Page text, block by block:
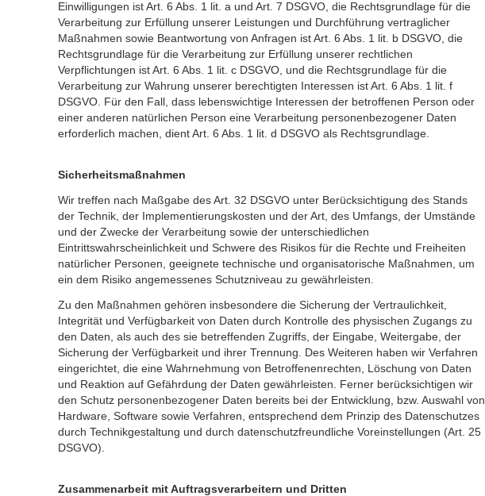
Einwilligungen ist Art. 6 Abs. 1 lit. a und Art. 7 DSGVO, die Rechtsgrundlage für die
Verarbeitung zur Erfüllung unserer Leistungen und Durchführung vertraglicher
Maßnahmen sowie Beantwortung von Anfragen ist Art. 6 Abs. 1 lit. b DSGVO, die
Rechtsgrundlage für die Verarbeitung zur Erfüllung unserer rechtlichen
Verpflichtungen ist Art. 6 Abs. 1 lit. c DSGVO, und die Rechtsgrundlage für die
Verarbeitung zur Wahrung unserer berechtigten Interessen ist Art. 6 Abs. 1 lit. f
DSGVO. Für den Fall, dass lebenswichtige Interessen der betroffenen Person oder
einer anderen natürlichen Person eine Verarbeitung personenbezogener Daten
erforderlich machen, dient Art. 6 Abs. 1 lit. d DSGVO als Rechtsgrundlage.
Sicherheitsmaßnahmen
Wir treffen nach Maßgabe des Art. 32 DSGVO unter Berücksichtigung des Stands
der Technik, der Implementierungskosten und der Art, des Umfangs, der Umstände
und der Zwecke der Verarbeitung sowie der unterschiedlichen
Eintrittswahrscheinlichkeit und Schwere des Risikos für die Rechte und Freiheiten
natürlicher Personen, geeignete technische und organisatorische Maßnahmen, um
ein dem Risiko angemessenes Schutzniveau zu gewährleisten.
Zu den Maßnahmen gehören insbesondere die Sicherung der Vertraulichkeit,
Integrität und Verfügbarkeit von Daten durch Kontrolle des physischen Zugangs zu
den Daten, als auch des sie betreffenden Zugriffs, der Eingabe, Weitergabe, der
Sicherung der Verfügbarkeit und ihrer Trennung. Des Weiteren haben wir Verfahren
eingerichtet, die eine Wahrnehmung von Betroffenenrechten, Löschung von Daten
und Reaktion auf Gefährdung der Daten gewährleisten. Ferner berücksichtigen wir
den Schutz personenbezogener Daten bereits bei der Entwicklung, bzw. Auswahl von
Hardware, Software sowie Verfahren, entsprechend dem Prinzip des Datenschutzes
durch Technikgestaltung und durch datenschutzfreundliche Voreinstellungen (Art. 25
DSGVO).
Zusammenarbeit mit Auftragsverarbeitern und Dritten